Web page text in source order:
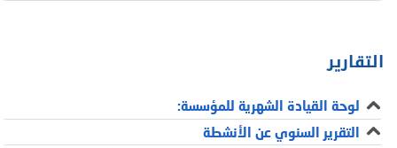
التقارير
لوحة القيادة الشهرية للمؤسسة:
التقرير السنوي عن الأنشطة